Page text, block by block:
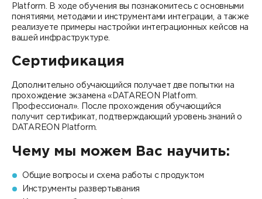
Platform. В ходе обучения вы познакомитесь с основными
понятиями, методами и инструментами интеграции, а также
реализуете примеры настройки интеграционных кейсов на
вашей инфраструктуре.
Сертификация
Дополнительно обучающийся получает две попытки на
прохождение экзамена «DATAREON Platform.
Профессионал». После прохождения обучающийся
получит сертификат, подтверждающий уровень знаний о
DATAREON Platform.
Чему мы можем Вас научить:
Общие вопросы и схема работы с продуктом
Инструменты развертывания